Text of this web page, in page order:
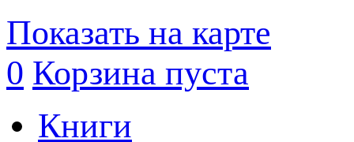
Показать на карте
0 Корзина пуста
Книги